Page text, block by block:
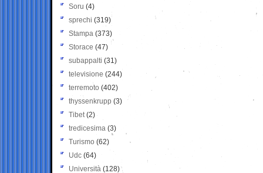
Soru (4)
sprechi (319)
Stampa (373)
Storace (47)
subappalti (31)
televisione(244)
terremoto (402)
thyssenkrupp (3)
Tibet(2)
tredicesima (3)
Turismo (62)
Udc (64)
Università (128)